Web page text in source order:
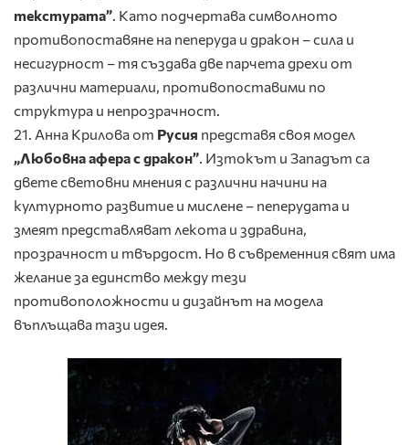
текстурата”. Като подчертава символното
противопоставяне на пеперуда и дракон – сила и
несигурност – тя създава две парчета дрехи от
различни материали, противопоставими по
структура и непрозрачност.
21. Анна Крилова от Русия представя своя модел
„Любовна афера с дракон”. Изтокът и Западът са
двете световни мнения с различни начини на
културното развитие и мислене – пеперудата и
змеят представляват лекота и здравина,
прозрачност и твърдост. Но в съвременния свят има
желание за единство между тези
противоположности и дизайнът на модела
въплъщава тази идея.